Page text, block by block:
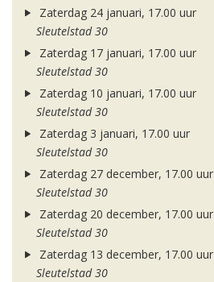
Zaterdag 24 januari, 17.00 uur
Sleutelstad 30
Zaterdag 17 januari, 17.00 uur
Sleutelstad 30
Zaterdag 10 januari, 17.00 uur
Sleutelstad 30
Zaterdag 3 januari, 17.00 uur
Sleutelstad 30
Zaterdag 27 december, 17.00 uur
Sleutelstad 30
Zaterdag 20 december, 17.00 uur
Sleutelstad 30
Zaterdag 13 december, 17.00 uur
Sleutelstad 30